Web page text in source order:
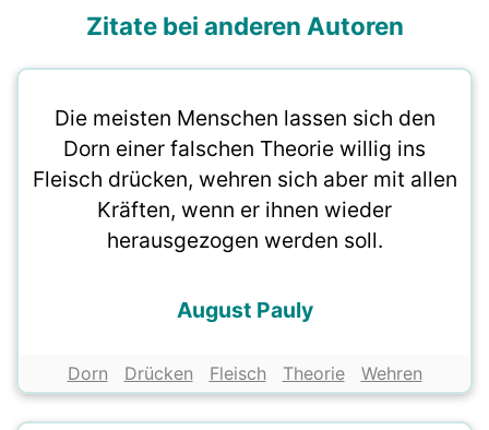
Zitate bei anderen Autoren
Die meisten Menschen lassen sich den
Dorn einer falschen Theorie willig ins
Fleisch drücken, wehren sich aber mit allen
Kräften, wenn er ihnen wieder
herausgezogen werden soll.
August Pauly
Dorn Drücken Fleisch Theorie Wehren